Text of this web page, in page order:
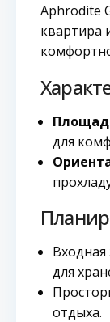
Aphrodite
квартира
для
Входная
для
отдыха.